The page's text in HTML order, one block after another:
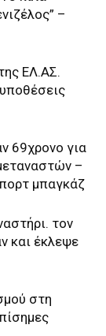
–
ΕΛ.ΑΣ.
69χρονο για
–
μπαγκάζ
τον
και έκλεψε
στη